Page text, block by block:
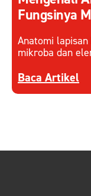
Fungsinya
Anatomi
mikroba dan
dan menjaganya.
Discover
Baca Artikel